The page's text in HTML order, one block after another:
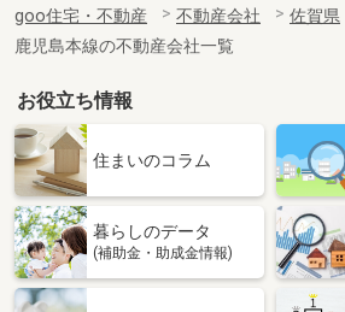
goo住宅・不動産 不動産会社 佐賀県
鹿児島本線の不動産会社一覧
お役立ち情報
住まいのコラム
暮らしのデータ
(補助金・助成金情報)